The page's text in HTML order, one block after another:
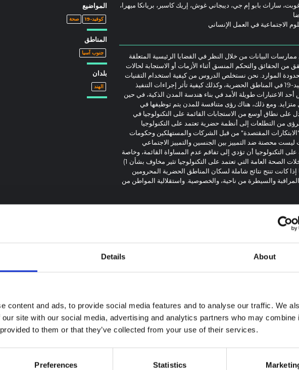
Details About
content and ads, to provide social media features and to analyse our traffic. We
site with our social media, advertising and analytics partners who may combine
to them or that they’ve collected from your use of their services.
Preferences Statistics
ساراث بابو إم جي، ديبجاني غوش، إريك كاسبر، بريانكا ميهرا،
الاجتماعية في العمل الإنساني
البيانات من خلال النظر في القضايا الرئيسية المتعلقة
من الحقائق والتحكم المنسق أثناء الأزمات أو الاستجابة لحالات
الموارد. نحن نستخلص الدروس من كيفية استخدام التقنيات
الممكّنة بالبيانات في الاستجابة لكوفيد-19 في المناطق الحضرية، وكذلك كيفية تأثر إجراءات التنفيذ
أحد الاعتبارات طويلة الأمد في بناء هندسة المدن الذكية، في حين
متزايد. ومع ذلك، هناك رؤى متنافسة للمدن يتم توظيفها في
كوفيد-19. وهذا يدل على نطاق أوسع من الاستجابات القائمة على التكنولوجيا في
من التطلعات إلى أنظمة حضرية تعتمد على التكنولوجيا
المقتصدة" من قبل الشركات والمستهلكين وحكومات
ليست محصنة ضد التمييز بين الجنسين والتمييز الاجتماعي
التكنولوجيا أن تؤدي إلى تفاقم عدم المساواة القائمة، وخاصة
في حالات الطوارئ. وبالتالي فإن تدخلات الصحة العامة التي تعتمد على التكنولوجيا تثير مخاوف بشأن 1)
أنواع التقنيات المناسبة، 2) ما إذا كانت تنتج نتائج شاملة لسكان المناطق الحضرية المحرومين
و3) التوازن بين المراقبة والسيطرة من ناحية، والخصوصية. واستقلالية المواطن من
مستمدة من التعاون البحثي لعدة سنوات مع السلطات البلدية عبر
الذكية التابعة لحكومة الهند. وشمل ذلك الحوار مع سلطات
بالإضافة إلى التفكير النقدي مع أصحاب المصلحة الرئيسيين في
المكافحة. تم تنفيذها لأول مرة. هذا الموجز مخصص للسلطات
وللمجموعات المجتمعية التي تمثل أولئك الذين يتحملون
الدخل، والتهميش في بنيات البيانات الرسمية. سيكون أيضًا
ومجموعات المجتمع التي تستخدم التقنيات الحضرية الذكية
أصحاب المصلحة الآخرين في مجال الصحة العامة المنخرطين
للبيانات بسبب فجوات المعلومات والاتصالات.
المواضيع
كوفيد-19 صحة
المناطق
جنوب آسيا
بلدان
الهند